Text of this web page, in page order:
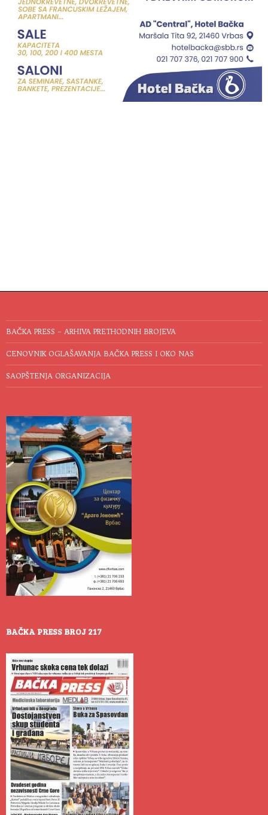
BAČKA PRESS – ARHIVA PRETHODNIH BROJEVA
CENOVNIK OGLAŠAVANJA BAČKA PRESS I OKO NAS
SAOPŠTENJA ORGANIZACIJA
BAČKA PRESS BROJ 217